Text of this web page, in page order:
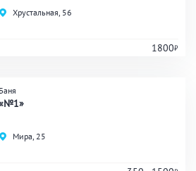
Ресторан/ бар
Хрустальная, 56
1800
Баня
Мира, 25